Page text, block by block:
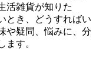
活雑貨が知りた
とき、どうすればい
疑問、悩みに、分
ます。